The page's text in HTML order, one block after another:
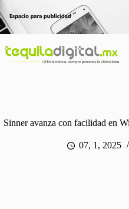
Saltar
al
contenido
Sinner avanza con facilidad en
07, 1, 2025